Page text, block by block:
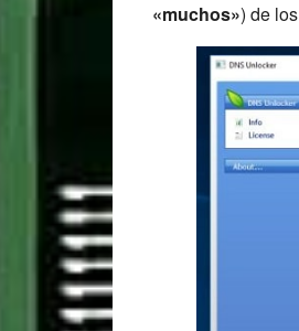
«muchos») de